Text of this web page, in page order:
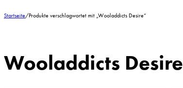
Startseite/Produkte verschlagwortet mit „Wooladdicts Desire“
Wooladdicts Desire